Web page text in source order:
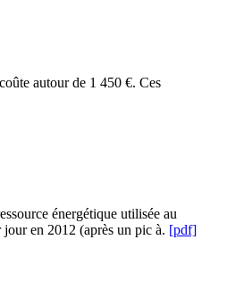
autour de 1 450 €. Ces
énergétique utilisée au
en 2012 (après un pic à. [pdf]